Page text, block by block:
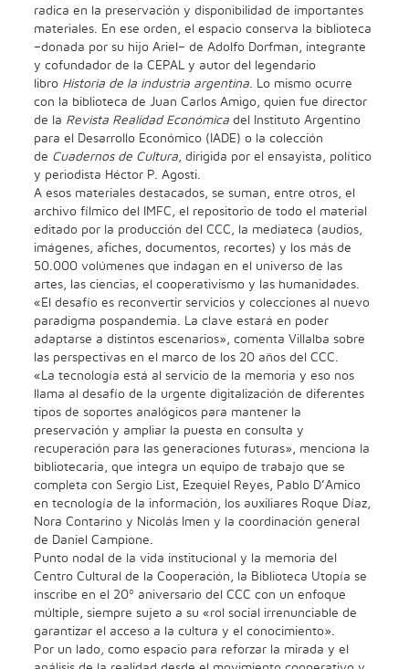
radica en la preservación y disponibilidad de importantes
materiales. En ese orden, el espacio conserva la biblioteca
–donada por su hijo Ariel– de Adolfo Dorfman, integrante
y cofundador de la CEPAL y autor del legendario
libro Historia de la industria argentina. Lo mismo ocurre
con la biblioteca de Juan Carlos Amigo, quien fue director
de la Revista Realidad Económica del Instituto Argentino
para el Desarrollo Económico (IADE) o la colección
de Cuadernos de Cultura, dirigida por el ensayista, político
y periodista Héctor P. Agosti.
A esos materiales destacados, se suman, entre otros, el
archivo fílmico del IMFC, el repositorio de todo el material
editado por la producción del CCC, la mediateca (audios,
imágenes, afiches, documentos, recortes) y los más de
50.000 volúmenes que indagan en el universo de las
artes, las ciencias, el cooperativismo y las humanidades.
«El desafío es reconvertir servicios y colecciones al nuevo
paradigma pospandemia. La clave estará en poder
adaptarse a distintos escenarios», comenta Villalba sobre
las perspectivas en el marco de los 20 años del CCC.
«La tecnología está al servicio de la memoria y eso nos
llama al desafío de la urgente digitalización de diferentes
tipos de soportes analógicos para mantener la
preservación y ampliar la puesta en consulta y
recuperación para las generaciones futuras», menciona la
bibliotecaria, que integra un equipo de trabajo que se
completa con Sergio List, Ezequiel Reyes, Pablo D’Amico
en tecnología de la información, los auxiliares Roque Díaz,
Nora Contarino y Nicolás Imen y la coordinación general
de Daniel Campione.
Punto nodal de la vida institucional y la memoria del
Centro Cultural de la Cooperación, la Biblioteca Utopía se
inscribe en el 20º aniversario del CCC con un enfoque
múltiple, siempre sujeto a su «rol social irrenunciable de
garantizar el acceso a la cultura y el conocimiento».
Por un lado, como espacio para reforzar la mirada y el